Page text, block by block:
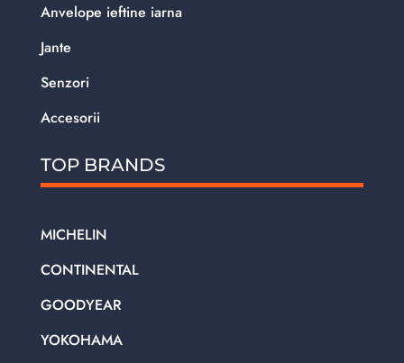
Anvelope ieftine iarna
Jante
Senzori
Accesorii
TOP BRANDS
MICHELIN
CONTINENTAL
GOODYEAR
YOKOHAMA